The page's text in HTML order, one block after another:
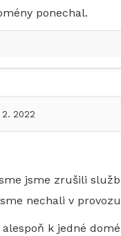
ponechal.
2. 2022
jsme zrušili
nechali v
k jedné